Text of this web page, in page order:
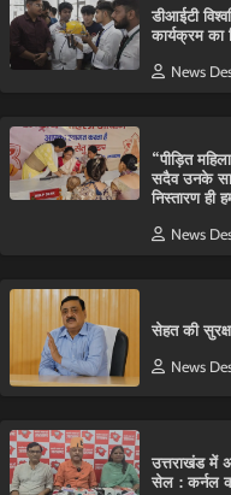
डीआईटी
कार्यक्रम
News
“पीड़ित
सदैव उनके
निस्तारण ही
News
सेहत की
News
उत्तराखंड में
सेल : कर्नल